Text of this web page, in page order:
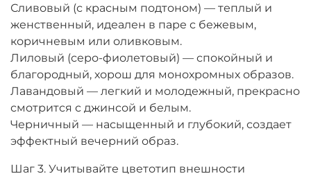
Сливовый (с красным подтоном) — теплый и
женственный, идеален в паре с бежевым,
коричневым или оливковым.
Лиловый (серо-фиолетовый) — спокойный и
благородный, хорош для монохромных образов.
Лавандовый — легкий и молодежный, прекрасно
смотрится с джинсой и белым.
Черничный — насыщенный и глубокий, создает
эффектный вечерний образ.
Шаг 3. Учитывайте цветотип внешности